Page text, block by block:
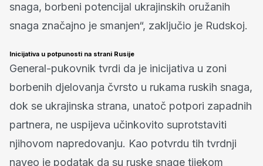
snaga, borbeni potencijal ukrajinskih oružanih
snaga značajno je smanjen“, zaključio je Rudskoj.
Inicijativa u potpunosti na strani Rusije
General-pukovnik tvrdi da je inicijativa u zoni
borbenih djelovanja čvrsto u rukama ruskih snaga,
dok se ukrajinska strana, unatoč potpori zapadnih
partnera, ne uspijeva učinkovito suprotstaviti
njihovom napredovanju. Kao potvrdu tih tvrdnji
naveo je podatak da su ruske snage tijekom